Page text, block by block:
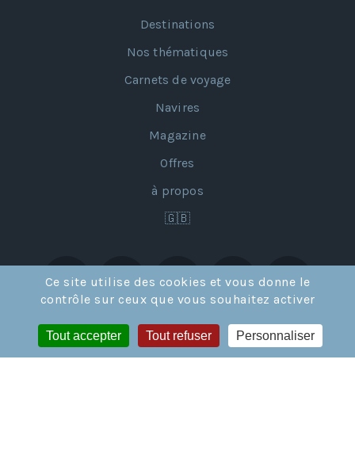
Ce site utilise des cookies et vous donne le
contrôle sur ceux que vous souhaitez activer
Tout accepter Tout refuser Personnaliser
Destinations
Nos thématiques
Carnets de voyage
Navires
Magazine
Offres
à propos
🇬🇧